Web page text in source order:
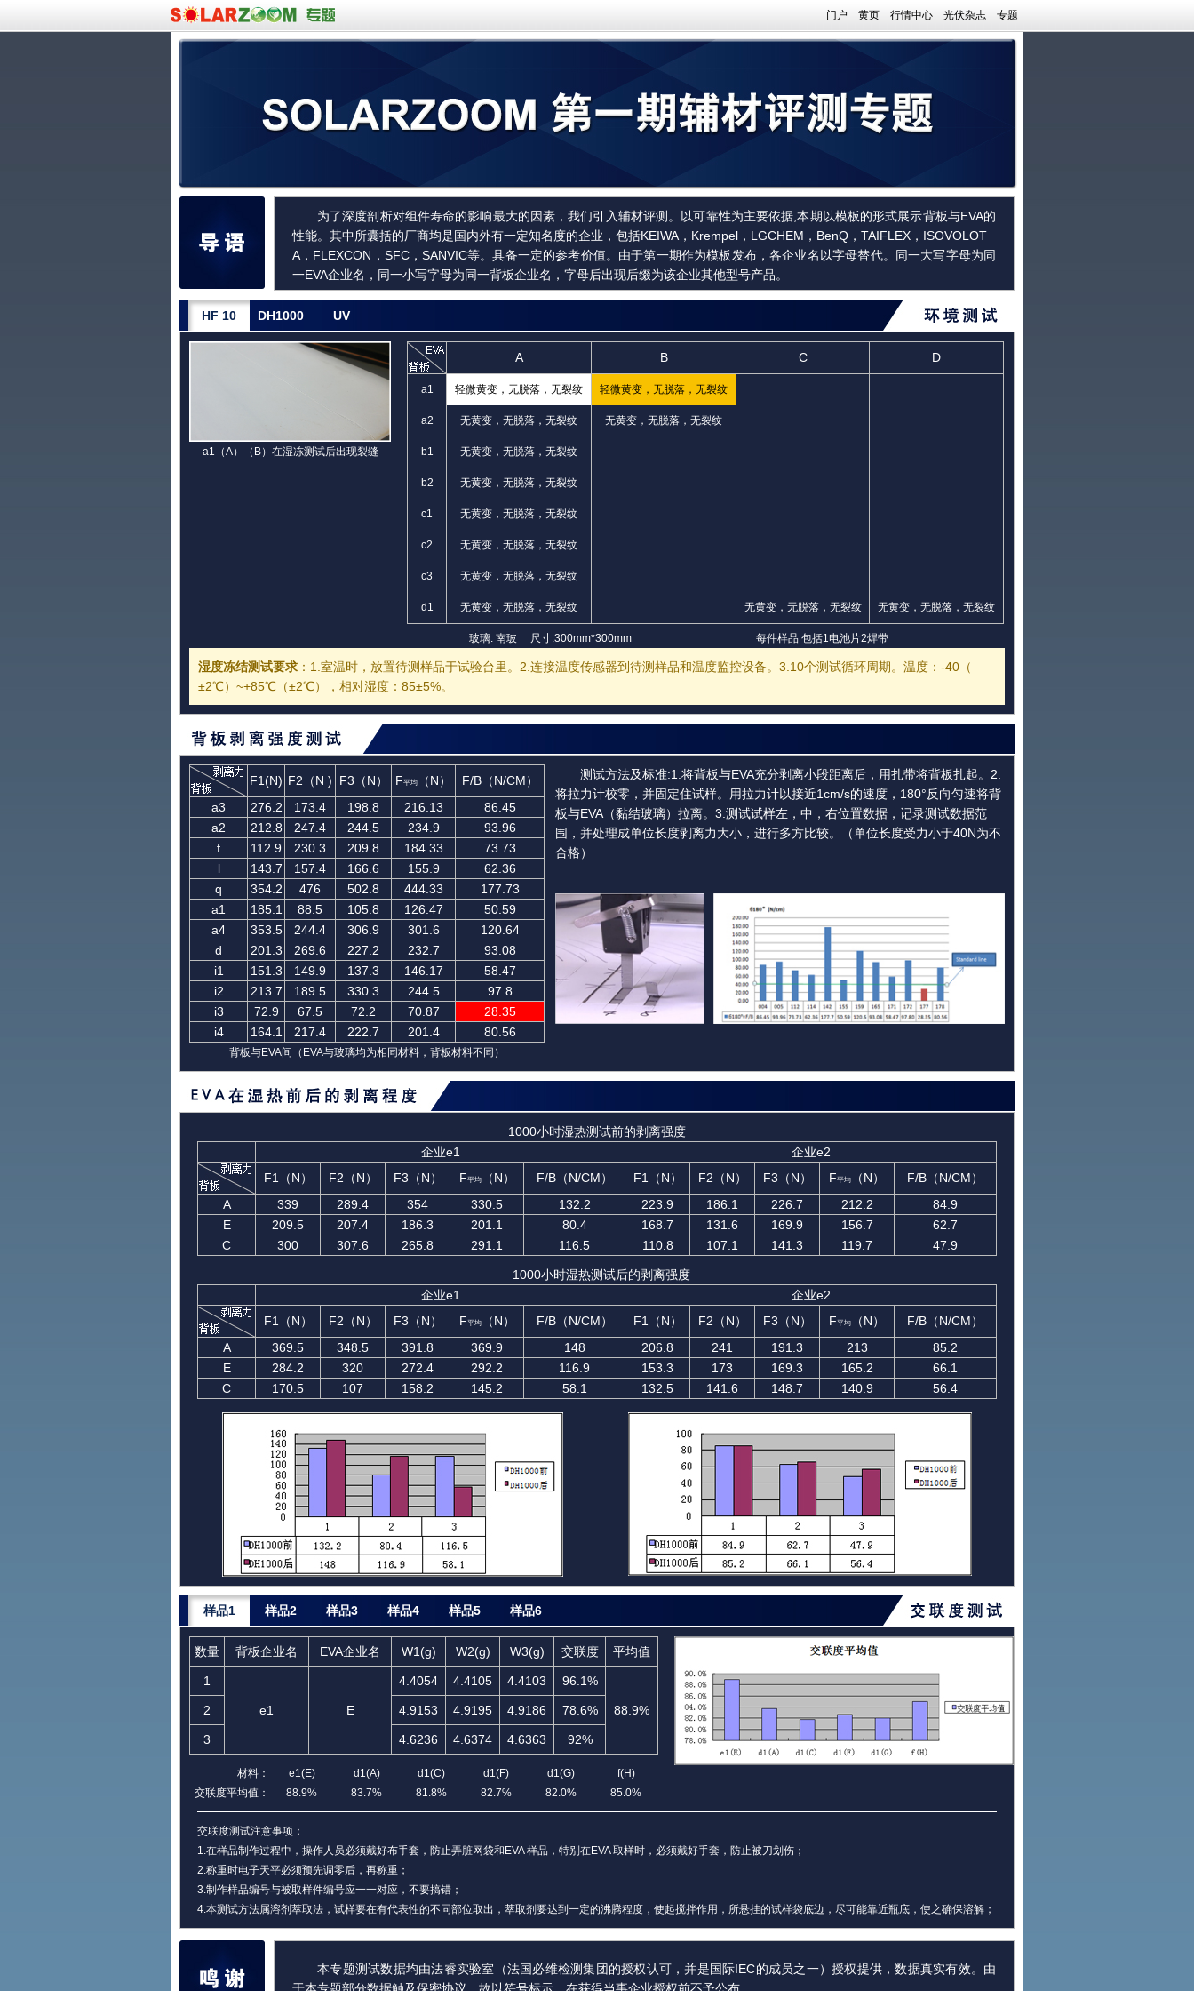
门户 黄页 行情中心 光伏杂志 专题
为了深度剖析对组件寿命的影响最大的因素，我们引入辅材评测。以可靠性为主要依据,本期以模板的形式展示背板与EVA的
性能。其中所囊括的厂商均是国内外有一定知名度的企业，包括KEIWA，Krempel，LGCHEM，BenQ，TAIFLEX，ISOVOLOT
A，FLEXCON，SFC，SANVIC等。具备一定的参考价值。由于第一期作为模板发布，各企业名以字母替代。同一大写字母为同
一EVA企业名，同一小写字母为同一背板企业名，字母后出现后缀为该企业其他型号产品。
HF 10 DH1000 UV
a1（A）（B）在湿冻测试后出现裂缝
A B C D
a1 轻微黄变，无脱落，无裂纹 轻微黄变，无脱落，无裂纹
a2 无黄变，无脱落，无裂纹 无黄变，无脱落，无裂纹
b1 无黄变，无脱落，无裂纹
b2 无黄变，无脱落，无裂纹
c1 无黄变，无脱落，无裂纹
c2 无黄变，无脱落，无裂纹
c3 无黄变，无脱落，无裂纹
d1 无黄变，无脱落，无裂纹 无黄变，无脱落，无裂纹 无黄变，无脱落，无裂纹
玻璃: 南玻 尺寸:300mm*300mm 每件样品 包括1电池片2焊带
湿度冻结测试要求 ：1.室温时，放置待测样品于试验台里。2.连接温度传感器到待测样品和温度监控设备。3.10个测试循环周期。温度：-40（
±2℃）~+85℃（±2℃），相对湿度：85±5%。
F1(N) F2（N ) F3（N） F平均 （N）
F/B（N/CM）
a3
276.2 173.4 198.8 216.13
86.45
a2
212.8 247.4 244.5 234.9
93.96
f
112.9 230.3 209.8 184.33
73.73
l
143.7 157.4 166.6 155.9
62.36
q
354.2 476 502.8 444.33
177.73
a1
185.1 88.5 105.8 126.47
50.59
a4
353.5 244.4 306.9 301.6
120.64
d
201.3 269.6 227.2 232.7
93.08
i1
151.3 149.9 137.3 146.17
58.47
i2
213.7 189.5 330.3 244.5
97.8
i3
72.9 67.5 72.2 70.87
28.35
i4
164.1 217.4 222.7 201.4 80.56
背板与EVA间（EVA与玻璃均为相同材料，背板材料不同）
测试方法及标准:1.将背板与EVA充分剥离小段距离后，用扎带将背板扎起。2.
将拉力计校零，并固定住试样。用拉力计以接近1cm/s的速度，180°反向匀速将背
板与EVA（黏结玻璃）拉离。3.测试试样左，中，右位置数据，记录测试数据范
围，并处理成单位长度剥离力大小，进行多方比较。（单位长度受力小于40N为不
合格）
1000小时湿热测试前的剥离强度
企业e1
企业e2
F1（N）
F2（N） F3（N） F平均（N） F/B（N/CM） F1（N） F2（N） F3（N） F平均 （N）
F/B（N/CM）
A
339 289.4 354 330.5 132.2 223.9 186.1 226.7 212.2
84.9
E
209.5 207.4 186.3 201.1 80.4 168.7 131.6 169.9 156.7
62.7
C
300 307.6 265.8 291.1 116.5 110.8 107.1 141.3 119.7 47.9
1000小时湿热测试后的剥离强度
企业e1
企业e2
F1（N）
F2（N） F3（N） F平均（N） F/B（N/CM） F1（N） F2（N） F3（N） F平均 （N）
F/B（N/CM）
A
369.5 348.5 391.8 369.9 148 206.8 241 191.3 213
85.2
E
284.2 320 272.4 292.2 116.9 153.3 173 169.3 165.2
66.1
C
170.5 107 158.2 145.2 58.1 132.5 141.6 148.7 140.9 56.4
样品1 样品2 样品3 样品4 样品5 样品6
数量 背板企业名 EVA企业名 W1(g) W2(g) W3(g) 交联度 平均值
1
e1 E
4.4054 4.4105 4.4103 96.1%
88.9%
2 4.9153 4.9195 4.9186 78.6%
3 4.6236 4.6374 4.6363 92%
材料： e1(E) d1(A) d1(C) d1(F) d1(G)
f(H)
交联度平均值：
88.9% 83.7% 81.8% 82.7% 82.0% 85.0%
交联度测试注意事项：
1.在样品制作过程中，操作人员必须戴好布手套，防止弄脏网袋和EVA 样品，特别在EVA 取样时，必须戴好手套，防止被刀划伤；
2.称重时电子天平必须预先调零后，再称重；
3.制作样品编号与被取样件编号应一一对应，不要搞错；
4.本测试方法属溶剂萃取法，试样要在有代表性的不同部位取出，萃取剂要达到一定的沸腾程度，使起搅拌作用，所悬挂的试样袋底边，尽可能靠近瓶底，使之确保溶解；
本专题测试数据均由法睿实验室（法国必维检测集团的授权认可，并是国际IEC的成员之一）授权提供，数据真实有效。由